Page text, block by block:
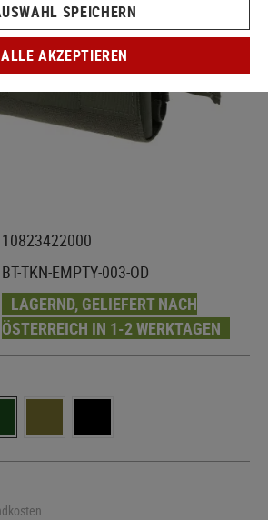
10823422000
BT-TKN-EMPTY-003-OD
LAGERND, GELIEFERT NACH
ÖSTERREICH IN 1-2 WERKTAGEN
SPEICHERN
ALLE AKZEPTIEREN